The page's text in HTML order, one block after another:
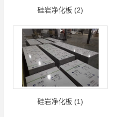
硅岩净化板 (2)
硅岩净化板 (1)